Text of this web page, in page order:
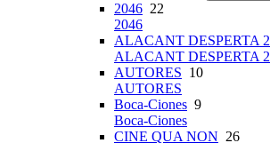
2046 22
2046
ALACANT DESPERTA 2
ALACANT DESPERTA 2
AUTORES 10
AUTORES
Boca-Ciones 9
Boca-Ciones
CINE QUA NON 26